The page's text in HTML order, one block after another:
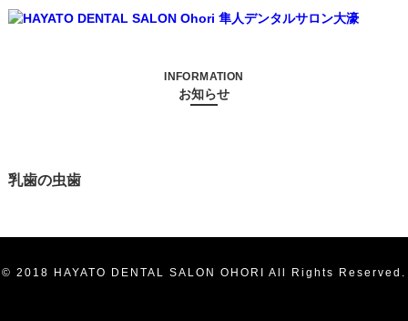
INFORMATION
お知らせ
乳歯の虫歯
© 2018 HAYATO DENTAL SALON OHORI All Rights Reserved.